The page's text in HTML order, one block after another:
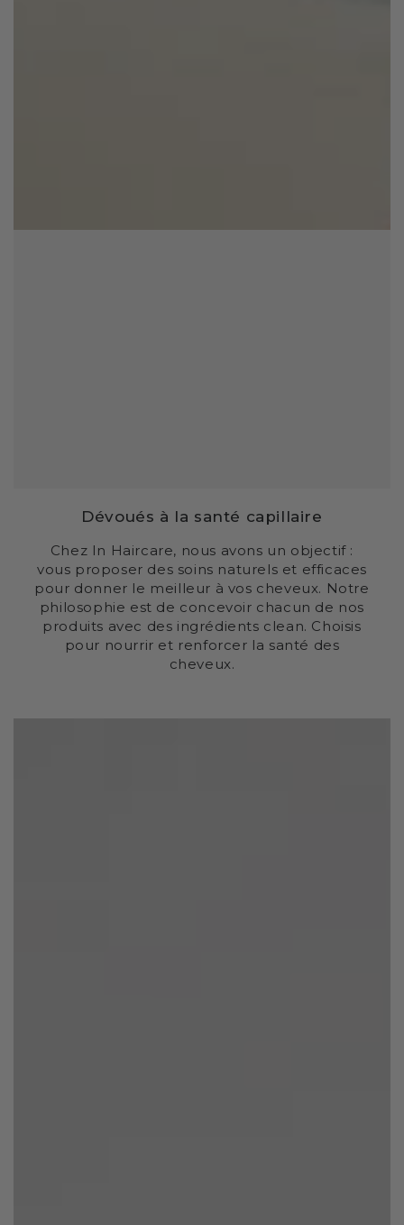
Dévoués à la santé capillaire
Chez In Haircare, nous avons un objectif :
vous proposer des soins naturels et efficaces
pour donner le meilleur à vos cheveux. Notre
philosophie est de concevoir chacun de nos
produits avec des ingrédients clean. Choisis
pour nourrir et renforcer la santé des
cheveux.